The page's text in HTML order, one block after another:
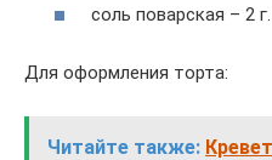
соль поварская – 2 г.
Для оформления торта:
Читайте также: